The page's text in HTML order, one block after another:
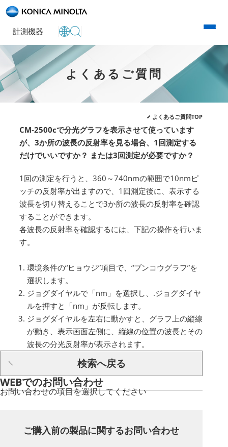
計測機器
よくあるご質問
よくあるご質問TOP
CM-2500cで分光グラフを表示させて使っています
が、3か所の波長の反射率を見る場合、1回測定する
だけでいいですか？ または3回測定が必要ですか？
1回の測定を行うと、360～740nmの範囲で10nmピ
ッチの反射率が出ますので、1回測定後に、表示する
波長を切り替えることで3か所の波長の反射率を確認
することができます。
各波長の反射率を確認するには、下記の操作を行いま
す。
環境条件の“ヒョウジ”項目で、“ブンコウグラフ”を
選択します。
ジョグダイヤルで「nm」を選択し、.ジョグダイヤ
ルを押すと「nm」が反転します。
ジョグダイヤルを左右に動かすと、グラフ上の縦線
が動き、表示画面左側に、縦線の位置の波長とその
波長の分光反射率が表示されます。
検索へ戻る
WEBでのお問い合わせ
お問い合わせの項目を選択してください
ご購入前の製品に関するお問い合わせ